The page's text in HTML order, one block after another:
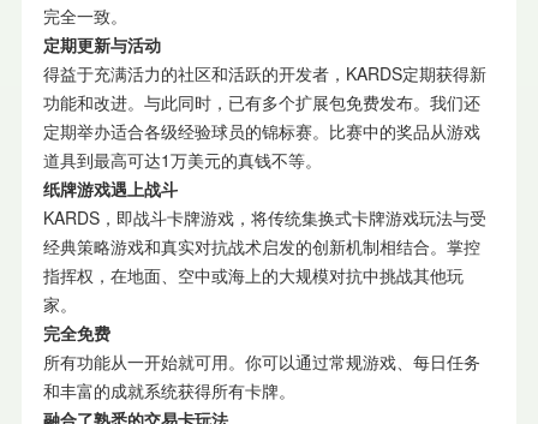
完全一致。
定期更新与活动
得益于充满活力的社区和活跃的开发者，KARDS定期获得新
功能和改进。与此同时，已有多个扩展包免费发布。我们还
定期举办适合各级经验球员的锦标赛。比赛中的奖品从游戏
道具到最高可达1万美元的真钱不等。
纸牌游戏遇上战斗
KARDS，即战斗卡牌游戏，将传统集换式卡牌游戏玩法与受
经典策略游戏和真实对抗战术启发的创新机制相结合。掌控
指挥权，在地面、空中或海上的大规模对抗中挑战其他玩
家。
完全免费
所有功能从一开始就可用。你可以通过常规游戏、每日任务
和丰富的成就系统获得所有卡牌。
融合了熟悉的交易卡玩法